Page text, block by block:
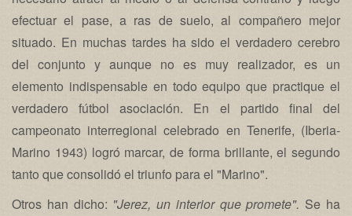
efectuar el pase, a ras de suelo, al compañero mejor
situado. En muchas tardes ha sido el verdadero cerebro
del conjunto y aunque no es muy realizador, es un
elemento indispensable en todo equipo que practique el
verdadero fútbol asociación. En el partido final del
campeonato interregional celebrado en Tenerife, (Iberia-
Marino 1943) logró marcar, de forma brillante, el segundo
tanto que consolidó el triunfo para el "Marino".
Otros han dicho: "Jerez, un interior que promete". Se ha